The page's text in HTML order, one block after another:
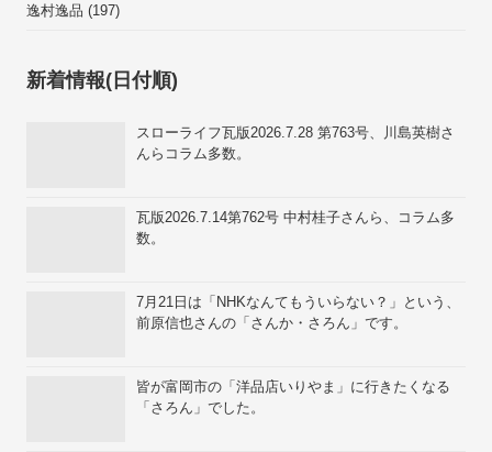
逸村逸品 (197)
新着情報(日付順)
スローライフ瓦版2026.7.28 第763号、川島英樹さ
んらコラム多数。
瓦版2026.7.14第762号 中村桂子さんら、コラム多
数。
7月21日は「NHKなんてもういらない？」という、
前原信也さんの「さんか・さろん」です。
皆が富岡市の「洋品店いりやま」に行きたくなる
「さろん」でした。